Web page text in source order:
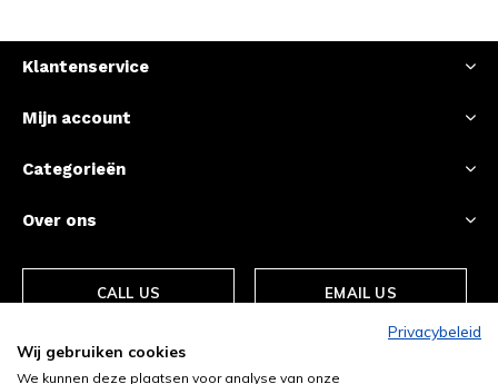
Klantenservice
Mijn account
Categorieën
Over ons
CALL US EMAIL US
Privacybeleid
Wij gebruiken cookies
We kunnen deze plaatsen voor analyse van onze